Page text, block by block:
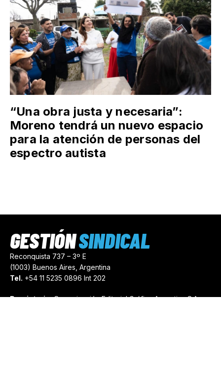
“Una obra justa y necesaria”:
Moreno tendrá un nuevo espacio
para la atención de personas del
espectro autista
Reconquista 737 – 3º E
(1003) Buenos Aires, Argentina
Tel. +54 11 5235 0896 Int 202
Propietario:Comunicación Editorial Gráfica Argentina S.A.
GESTIÓNSINDICAL